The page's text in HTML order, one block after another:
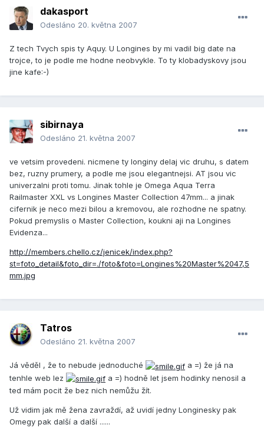
dakasport
Odesláno 20. května 2007
Z tech Tvych spis ty Aquy. U Longines by mi vadil big date na
trojce, to je podle me hodne neobvykle. To ty klobadyskovy jsou
jine kafe:-)
sibirnaya
Odesláno 21. května 2007
ve vetsim provedeni. nicmene ty longiny delaj vic druhu, s datem
bez, ruzny prumery, a podle me jsou elegantnejsi. AT jsou vic
univerzalni proti tomu. Jinak tohle je Omega Aqua Terra
Railmaster XXL vs Longines Master Collection 47mm... a jinak
cifernik je neco mezi bilou a kremovou, ale rozhodne ne spatny.
Pokud premyslis o Master Collection, koukni aji na Longines
Evidenza...
http://members.chello.cz/jenicek/index.php?
st=foto_detail&foto_dir=./foto&foto=Longines%20Master%2047,5
mm.jpg
Tatros
Odesláno 21. května 2007
Já věděl , že to nebude jednoduché
a =) že já na
tenhle web lez
a =) hodně let jsem hodinky nenosil a
ted mám pocit že bez nich nemůžu žít.
Už vidim jak mě žena zavraždí, až uvidí jedny Longinesky pak
Omegy pak další a další ......